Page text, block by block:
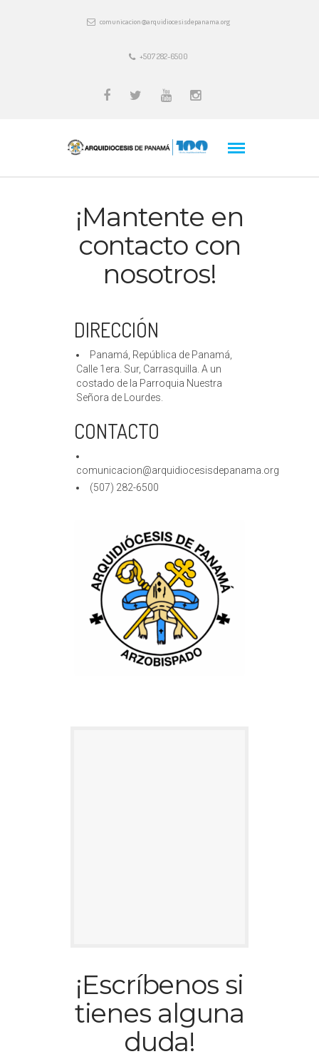
comunicacion@arquidiocesisdepanama.org
+507 282-6500
¡Mantente en
contacto con
nosotros!
DIRECCIÓN
Panamá, República de Panamá,
Calle 1era. Sur, Carrasquilla. A un
costado de la Parroquia Nuestra
Señora de Lourdes.
CONTACTO
comunicacion@arquidiocesisdepanama.org
(507) 282-6500
¡Escríbenos si
tienes alguna
duda!